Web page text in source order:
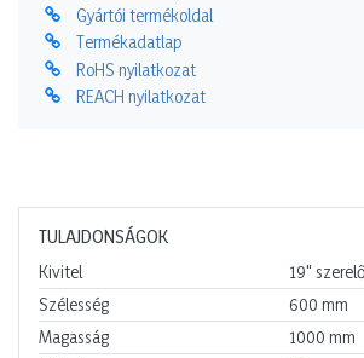
Gyártói termékoldal
Termékadatlap
RoHS nyilatkozat
REACH nyilatkozat
TULAJDONSÁGOK
Kivitel
19"
Szélesség
600 mm
Magasság
1000 mm